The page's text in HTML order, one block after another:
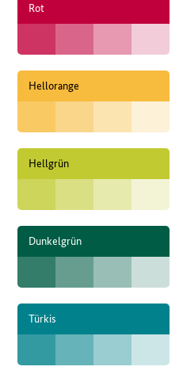
Rot
Hellorange
Hellgrün
Dunkelgrün
Türkis